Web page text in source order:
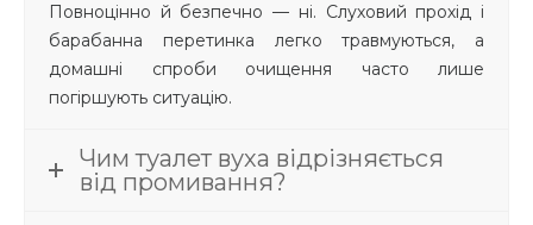
Повноцінно й безпечно — ні. Слуховий прохід і
барабанна перетинка легко травмуються, а
домашні спроби очищення часто лише
погіршують ситуацію.
Чим туалет вуха відрізняється
від промивання?